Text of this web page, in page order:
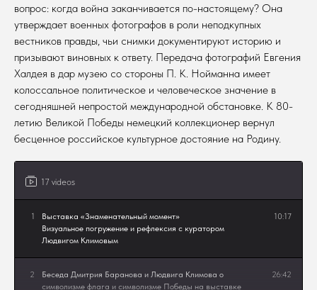
17 videos
1
Выставка «Знаменательный момент»
Визуальное погружение и рефлексия с куратором
Людвигом Климовым
10:17
2
Беседа Дмитрия Баранова и Людвига Климова о
символизме флага и символизме Победы на выставке
26:42
вопрос: когда война заканчивается по-настоящему? Она
утверждает военных фотографов в роли неподкупных
вестников правды, чьи снимки документируют историю и
призывают виновных к ответу. Передача фотографий Евгения
Халдея в дар музею со стороны П. К. Нойманна имеет
колоссальное политическое и человеческое значение в
сегодняшней непростой международной обстановке. К 80-
летию Великой Победы немецкий коллекционер вернул
бесценное российское культурное достояние на Родину.